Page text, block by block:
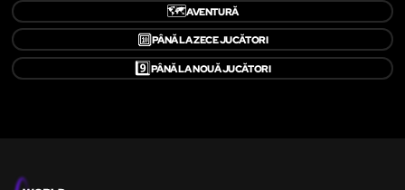
🗺️AVENTURĂ
🔟PÂNĂ LA ZECE JUCĂTORI
9️⃣PÂNĂ LA NOUĂ JUCĂTORI